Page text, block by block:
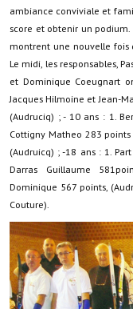
Projets et travaux
Fêtes et
Numéros d'urgence
Terrains et maisons
VOTRE MAIRIE
Elus et agents
L'équipe municipale
Le personnel
Les moyens
ambiance conviviale et
score et obtenir un
montrent une nouvelle fois
Le midi, les responsables,
et Dominique Coeugnart
Jacques Hilmoine et Jean-
(Audruciq) ; - 10 ans : 1.
Cottigny Matheo 283
(Audruicq) ; -18 ans : 1.
Darras Guillaume
Dominique 567 points,
Couture).